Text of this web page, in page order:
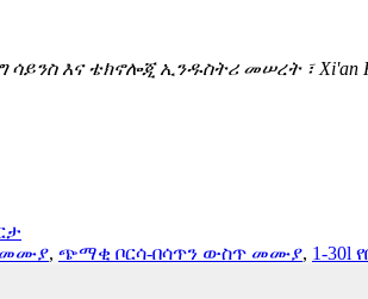
እና ቴክኖሎጂ ኢንዱስትሪ መሠረት ፣ Xi'an
መሙያ, ጭማቂ ቦርሳ-በሳጥን ውስጥ መሙያ, 1-30l